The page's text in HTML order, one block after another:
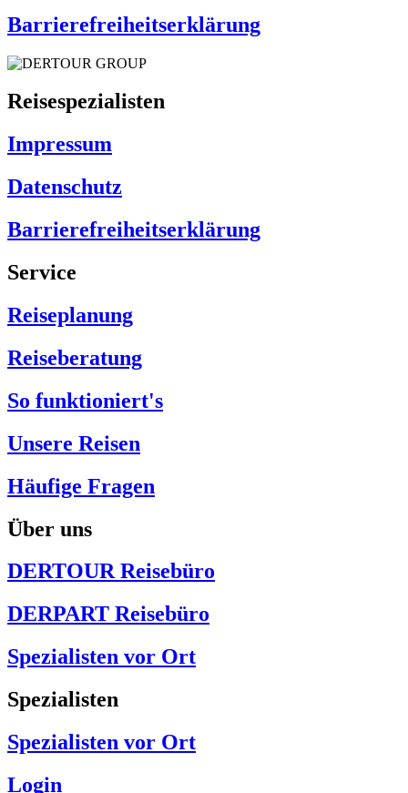
Barrierefreiheitserklärung
Reisespezialisten
Impressum
Datenschutz
Barrierefreiheitserklärung
Service
Reiseplanung
Reiseberatung
So funktioniert's
Unsere Reisen
Häufige Fragen
Über uns
DERTOUR Reisebüro
DERPART Reisebüro
Spezialisten vor Ort
Spezialisten
Spezialisten vor Ort
Login